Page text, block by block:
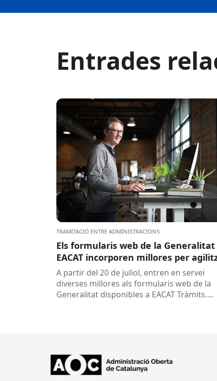
Entrades
TRAMITACIÓ ENTRE ADMINISTRACIONS
Els formularis web de la Generalitat
EACAT incorporen millores per
la tramitació
A partir del 20 de juliol, entren en servei
diverses millores als formularis web de la
Generalitat disponibles a EACAT Tràmits.